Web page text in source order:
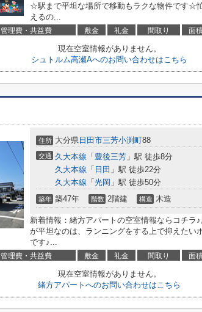
☆駅まで平坦な場所で移動もラクな物件です☆
えるの...
管理費・共益費 敷金 礼金 間取り 面
現在空室情報がありません。
シュトルム高瀬Aへのお問い合わせはこちら
住所 大分県 日田市三芳小渕町88
交通 久大本線 「 豊後三芳 」駅 徒歩8分
久大本線 「 日田 」駅 徒歩22分
久大本線 「 光岡 」駅 徒歩50分
築年 築47年 階数 2階建 構造 木造
新着情報：緒方アパートの空室情報ならコチラ
が平坦なのは、ランニングをする上で抑えたい
です♪...
管理費・共益費 敷金 礼金 間取り 面
現在空室情報がありません。
緒方アパートへのお問い合わせはこちら